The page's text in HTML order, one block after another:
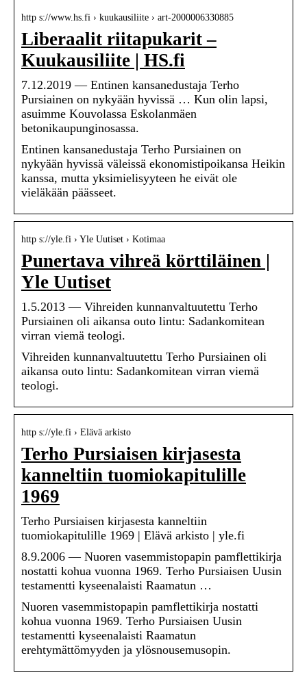
http s://www.hs.fi › kuukausiliite › art-2000006330885
Liberaalit riitapukarit –
Kuukausiliite | HS.fi
7.12.2019 — Entinen kansanedustaja Terho
Pursiainen on nykyään hyvissä … Kun olin lapsi,
asuimme Kouvolassa Eskolanmäen
betonikaupunginosassa.
Entinen kansanedustaja Terho Pursiainen on
nykyään hyvissä väleissä ekonomisti­poikansa Heikin
kanssa, mutta yksimielisyyteen he eivät ole
vieläkään päässeet.
http s://yle.fi › Yle Uutiset › Kotimaa
Punertava vihreä körttiläinen |
Yle Uutiset
1.5.2013 — Vihreiden kunnanvaltuutettu Terho
Pursiainen oli aikansa outo lintu: Sadankomitean
virran viemä teologi.
Vihreiden kunnanvaltuutettu Terho Pursiainen oli
aikansa outo lintu: Sadankomitean virran viemä
teologi.
http s://yle.fi › Elävä arkisto
Terho Pursiaisen kirjasesta
kanneltiin tuomiokapitulille
1969
Terho Pursiaisen kirjasesta kanneltiin
tuomiokapitulille 1969 | Elävä arkisto | yle.fi
8.9.2006 — Nuoren vasemmistopapin pamflettikirja
nostatti kohua vuonna 1969. Terho Pursiaisen Uusin
testamentti kyseenalaisti Raamatun …
Nuoren vasemmistopapin pamflettikirja nostatti
kohua vuonna 1969. Terho Pursiaisen Uusin
testamentti kyseenalaisti Raamatun
erehtymättömyyden ja ylösnousemusopin.